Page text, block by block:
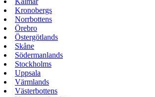
Kronobergs
Norrbottens
Örebro
Östergötlands
Skåne
Södermanlands
Stockholms
Uppsala
Värmlands
Västerbottens